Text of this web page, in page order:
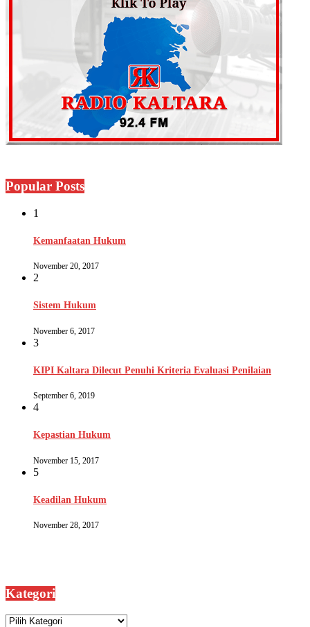
Popular Posts
1
Kemanfaatan Hukum
November 20, 2017
2
Sistem Hukum
November 6, 2017
3
KIPI Kaltara Dilecut Penuhi Kriteria Evaluasi Penilaian
September 6, 2019
4
Kepastian Hukum
November 15, 2017
5
Keadilan Hukum
November 28, 2017
Kategori
Kategori